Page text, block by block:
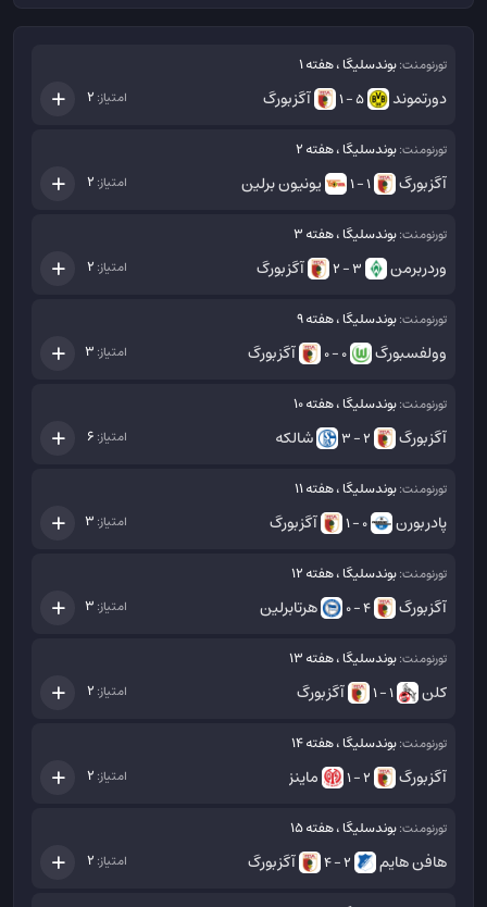
تورنومنت:بوندسلیگا ، هفته 1
دورتموند 5 - 1 آگزبورگ امتیاز: 2
تورنومنت:بوندسلیگا ، هفته 2
آگزبورگ 1 - 1 یونیون برلین امتیاز: 2
تورنومنت:بوندسلیگا ، هفته 3
وردربرمن 3 - 2 آگزبورگ امتیاز: 2
تورنومنت:بوندسلیگا ، هفته 9
وولفسبورگ 0 - 0 آگزبورگ امتیاز: 3
تورنومنت:بوندسلیگا ، هفته 10
آگزبورگ 2 - 3 شالکه امتیاز: 6
تورنومنت:بوندسلیگا ، هفته 11
پادربورن 0 - 1 آگزبورگ امتیاز: 3
تورنومنت:بوندسلیگا ، هفته 12
آگزبورگ 4 - 0 هرتابرلین امتیاز: 3
تورنومنت:بوندسلیگا ، هفته 13
کلن 1 - 1 آگزبورگ امتیاز: 2
تورنومنت:بوندسلیگا ، هفته 14
آگزبورگ 2 - 1 ماینز امتیاز: 2
تورنومنت:بوندسلیگا ، هفته 15
هافن هایم 2 - 4 آگزبورگ امتیاز: 2